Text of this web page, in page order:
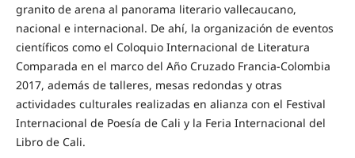
granito de arena al panorama literario vallecaucano,
nacional e internacional. De ahí, la organización de eventos
científicos como el Coloquio Internacional de Literatura
Comparada en el marco del Año Cruzado Francia-Colombia
2017, además de talleres, mesas redondas y otras
actividades culturales realizadas en alianza con el Festival
Internacional de Poesía de Cali y la Feria Internacional del
Libro de Cali.